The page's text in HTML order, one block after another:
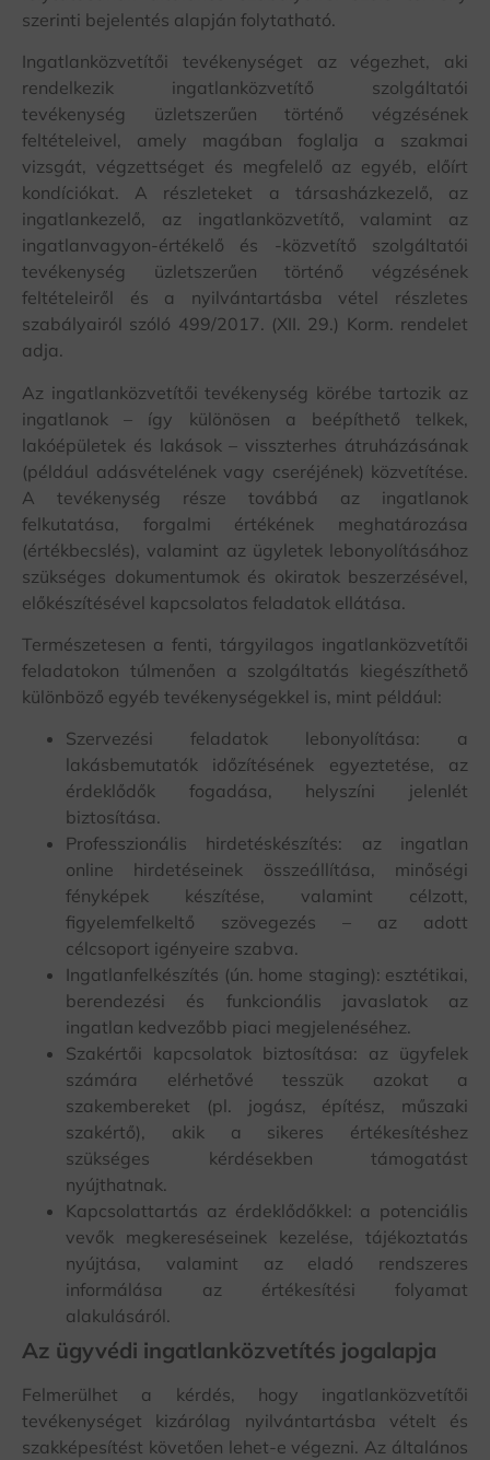
szerinti bejelentés alapján folytatható.
Ingatlanközvetítői tevékenységet az végezhet, aki
rendelkezik ingatlanközvetítő szolgáltatói
tevékenység üzletszerűen történő végzésének
feltételeivel, amely magában foglalja a szakmai
vizsgát, végzettséget és megfelelő az egyéb, előírt
kondíciókat. A részleteket a társasházkezelő, az
ingatlankezelő, az ingatlanközvetítő, valamint az
ingatlanvagyon-értékelő és -közvetítő szolgáltatói
tevékenység üzletszerűen történő végzésének
feltételeiről és a nyilvántartásba vétel részletes
szabályairól szóló 499/2017. (XII. 29.) Korm. rendelet
adja.
Az ingatlanközvetítői tevékenység körébe tartozik az
ingatlanok – így különösen a beépíthető telkek,
lakóépületek és lakások – visszterhes átruházásának
(például adásvételének vagy cseréjének) közvetítése.
A tevékenység része továbbá az ingatlanok
felkutatása, forgalmi értékének meghatározása
(értékbecslés), valamint az ügyletek lebonyolításához
szükséges dokumentumok és okiratok beszerzésével,
előkészítésével kapcsolatos feladatok ellátása.
Természetesen a fenti, tárgyilagos ingatlanközvetítői
feladatokon túlmenően a szolgáltatás kiegészíthető
különböző egyéb tevékenységekkel is, mint például:
Szervezési feladatok lebonyolítása: a
lakásbemutatók időzítésének egyeztetése, az
érdeklődők fogadása, helyszíni jelenlét
biztosítása.
Professzionális hirdetéskészítés: az ingatlan
online hirdetéseinek összeállítása, minőségi
fényképek készítése, valamint célzott,
figyelemfelkeltő szövegezés – az adott
célcsoport igényeire szabva.
Ingatlanfelkészítés (ún. home staging): esztétikai,
berendezési és funkcionális javaslatok az
ingatlan kedvezőbb piaci megjelenéséhez.
Szakértői kapcsolatok biztosítása: az ügyfelek
számára elérhetővé tesszük azokat a
szakembereket (pl. jogász, építész, műszaki
szakértő), akik a sikeres értékesítéshez
szükséges kérdésekben támogatást
nyújthatnak.
Kapcsolattartás az érdeklődőkkel: a potenciális
vevők megkereséseinek kezelése, tájékoztatás
nyújtása, valamint az eladó rendszeres
informálása az értékesítési folyamat
alakulásáról.
Az ügyvédi ingatlanközvetítés jogalapja
Felmerülhet a kérdés, hogy ingatlanközvetítői
tevékenységet kizárólag nyilvántartásba vételt és
szakképesítést követően lehet-e végezni. Az általános